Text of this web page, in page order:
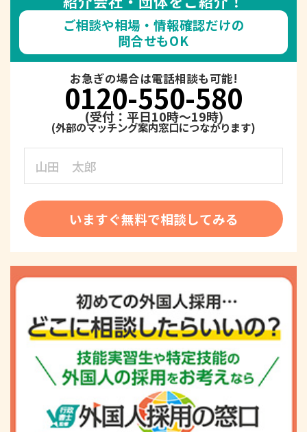
ご相談や相場・情報確認だけの
問合せもOK
お急ぎの場合は電話相談も可能!
0120-550-580
(受付：平日10時～19時)
いますぐ無料で相談してみる